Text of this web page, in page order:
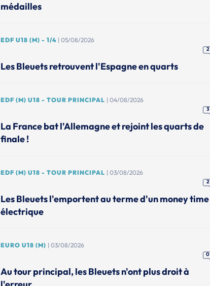
médailles
EDF U18 (M) - 1/4 | 05/08/2026
2
Les Bleuets retrouvent l'Espagne en quarts
EDF (M) U18 - TOUR PRINCIPAL | 04/08/2026
3
La France bat l'Allemagne et rejoint les quarts de
finale !
EDF (M) U18 - TOUR PRINCIPAL | 03/08/2026
2
Les Bleuets l'emportent au terme d'un money time
électrique
EURO U18 (M) | 03/08/2026
0
Au tour principal, les Bleuets n'ont plus droit à